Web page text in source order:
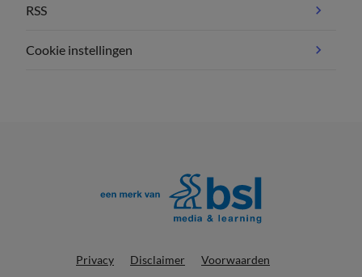
RSS
Cookie instellingen
Privacy Disclaimer Voorwaarden